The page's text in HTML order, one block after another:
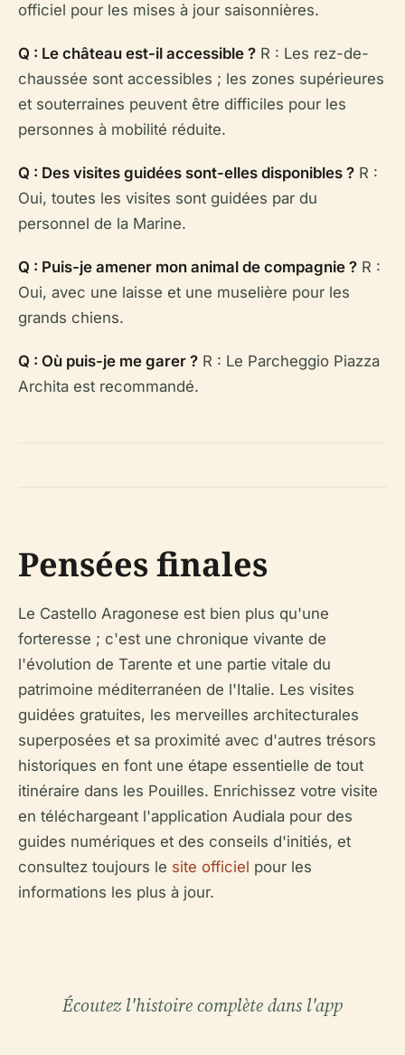
officiel pour les mises à jour saisonnières.
Q : Le château est-il accessible ? R : Les rez-de-
chaussée sont accessibles ; les zones supérieures
et souterraines peuvent être difficiles pour les
personnes à mobilité réduite.
Q : Des visites guidées sont-elles disponibles ? R :
Oui, toutes les visites sont guidées par du
personnel de la Marine.
Q : Puis-je amener mon animal de compagnie ? R :
Oui, avec une laisse et une muselière pour les
grands chiens.
Q : Où puis-je me garer ? R : Le Parcheggio Piazza
Archita est recommandé.
Pensées finales
Le Castello Aragonese est bien plus qu'une
forteresse ; c'est une chronique vivante de
l'évolution de Tarente et une partie vitale du
patrimoine méditerranéen de l'Italie. Les visites
guidées gratuites, les merveilles architecturales
superposées et sa proximité avec d'autres trésors
historiques en font une étape essentielle de tout
itinéraire dans les Pouilles. Enrichissez votre visite
en téléchargeant l'application Audiala pour des
guides numériques et des conseils d'initiés, et
consultez toujours le site officiel pour les
informations les plus à jour.
Écoutez l'histoire complète dans l'app